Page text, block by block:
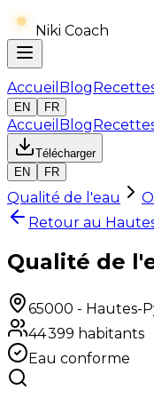
Niki Coach
Accueil Blog
EN
FR
Accueil Blog
Télécharger
EN
FR
Qualité de l'eau
Retour au
Qualité de
65000 - Hautes-
44 399 habitants
Eau conforme